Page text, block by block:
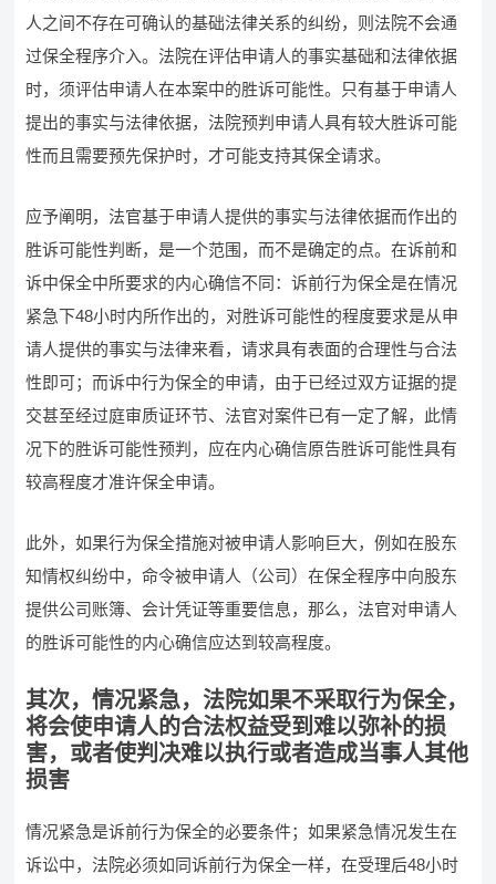
人之间不存在可确认的基础法律关系的纠纷，则法院不会通
过保全程序介入。法院在评估申请人的事实基础和法律依据
时，须评估申请人在本案中的胜诉可能性。只有基于申请人
提出的事实与法律依据，法院预判申请人具有较大胜诉可能
性而且需要预先保护时，才可能支持其保全请求。
应予阐明，法官基于申请人提供的事实与法律依据而作出的
胜诉可能性判断，是一个范围，而不是确定的点。在诉前和
诉中保全中所要求的内心确信不同：诉前行为保全是在情况
紧急下48小时内所作出的，对胜诉可能性的程度要求是从申
请人提供的事实与法律来看，请求具有表面的合理性与合法
性即可；而诉中行为保全的申请，由于已经过双方证据的提
交甚至经过庭审质证环节、法官对案件已有一定了解，此情
况下的胜诉可能性预判，应在内心确信原告胜诉可能性具有
较高程度才准许保全申请。
此外，如果行为保全措施对被申请人影响巨大，例如在股东
知情权纠纷中，命令被申请人（公司）在保全程序中向股东
提供公司账簿、会计凭证等重要信息，那么，法官对申请人
的胜诉可能性的内心确信应达到较高程度。
其次，情况紧急，法院如果不采取行为保全，
将会使申请人的合法权益受到难以弥补的损
害，或者使判决难以执行或者造成当事人其他
损害
情况紧急是诉前行为保全的必要条件；如果紧急情况发生在
诉讼中，法院必须如同诉前行为保全一样，在受理后48小时